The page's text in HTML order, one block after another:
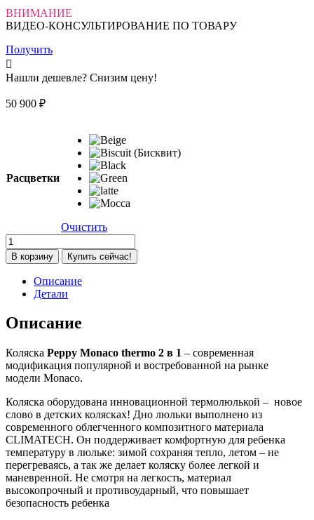
ВНИМАНИЕ
ВИДЕО-КОНСУЛЬТИРОВАНИЕ ПО ТОВАРУ
Получить
Нашли дешевле? Снизим цену!
50 900 ₽
Расцветки
Очистить
Количество
товара
Коляска
детская
Peppy
Monaco
thermo
2
1
Beige
(Молочный)
В корзину Купить сейчас!
Описание
Детали
Описание
Коляска Peppy Monaco thermo 2 в 1 – современная
модификация популярной и востребованной на рынке
модели Monaco.
Коляска оборудована инновационной термолюлькой – новое
слово в детских колясках! Дно люльки выполнено из
современного облегченного композитного материала
CLIMATECH. Он поддерживает комфортную для ребенка
температуру в люльке: зимой сохраняя тепло, летом – не
перегреваясь, а так же делает коляску более легкой и
маневренной. Не смотря на легкость, материал
высокопрочный и противоударный, что повышает
безопасность ребенка